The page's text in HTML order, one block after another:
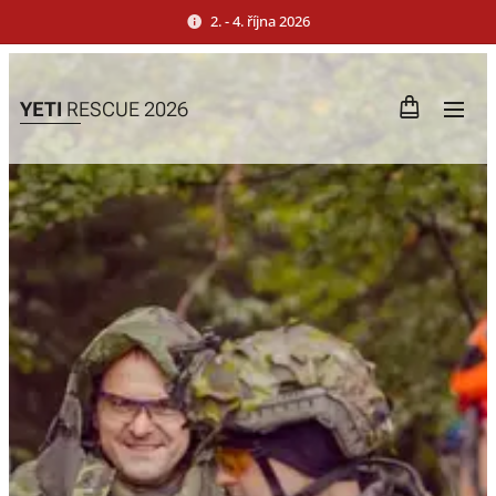
2. - 4. října 2026
YETI RESCUE 2026